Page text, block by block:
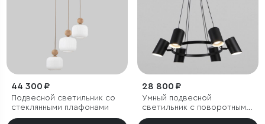
44 300 ₽
Подвесной светильник со
стеклянными плафонами
28 800 ₽
Умный подвесной
светильник с поворотным
механизмом